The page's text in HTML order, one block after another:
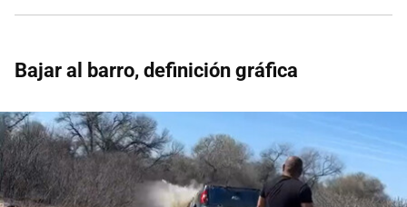
Bajar al barro, definición gráfica